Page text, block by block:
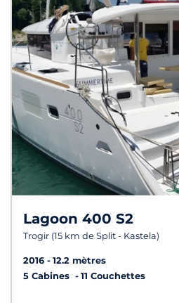
Lagoon 400 S2
Trogir (15 km de Split - Kastela)
2016
12.2 mètres
5 Cabines
11 Couchettes